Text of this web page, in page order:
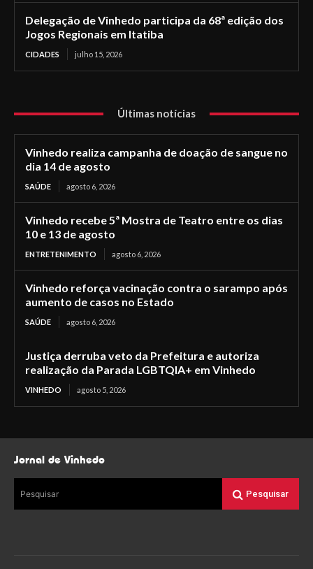
Delegação de Vinhedo participa da 68ª edição dos
Jogos Regionais em Itatiba
CIDADES julho 15, 2026
Últimas notícias
Vinhedo realiza campanha de doação de sangue no
dia 14 de agosto
SAÚDE agosto 6, 2026
Vinhedo recebe 5ª Mostra de Teatro entre os dias
10 e 13 de agosto
ENTRETENIMENTO agosto 6, 2026
Vinhedo reforça vacinação contra o sarampo após
aumento de casos no Estado
SAÚDE agosto 6, 2026
Justiça derruba veto da Prefeitura e autoriza
realização da Parada LGBTQIA+ em Vinhedo
VINHEDO agosto 5, 2026
Jornal de Vinhedo
Pesquisar Pesquisar